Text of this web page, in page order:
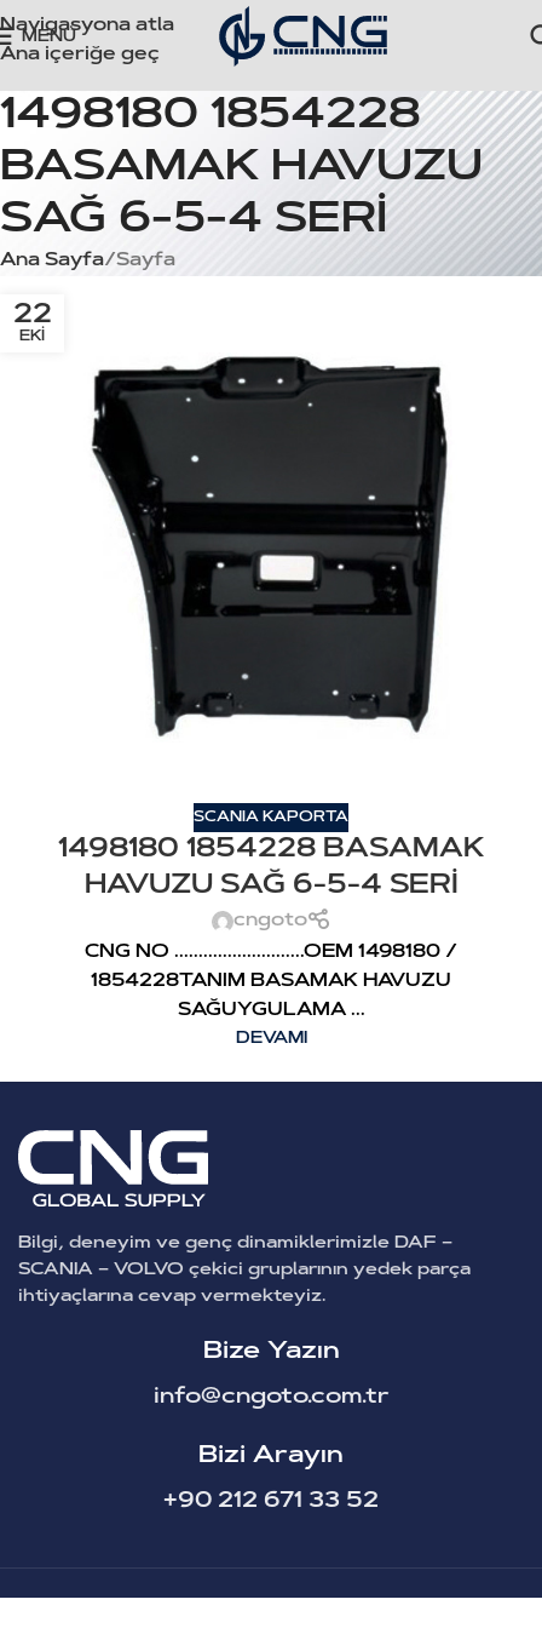
Navigasyona atla
Ana içeriğe geç
MENÜ
1498180 1854228
BASAMAK HAVUZU
SAĞ 6-5-4 SERİ
Ana Sayfa Sayfa
22
EKI
SCANIA KAPORTA
1498180 1854228 BASAMAK
HAVUZU SAĞ 6-5-4 SERİ
cngoto
CNG NO ...........................OEM 1498180 /
1854228TANIM BASAMAK HAVUZU
SAĞUYGULAMA ...
DEVAMI
Bilgi, deneyim ve genç dinamiklerimizle DAF –
SCANIA – VOLVO çekici gruplarının yedek parça
ihtiyaçlarına cevap vermekteyiz.
Bize Yazın
info@cngoto.com.tr
Bizi Arayın
+90 212 671 33 52